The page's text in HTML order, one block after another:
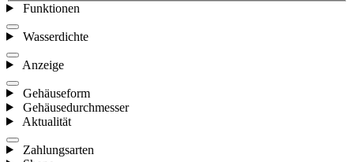
Funktionen
Wasserdichte
Anzeige
Gehäuseform
Gehäusedurchmesser
Aktualität
Zahlungsarten